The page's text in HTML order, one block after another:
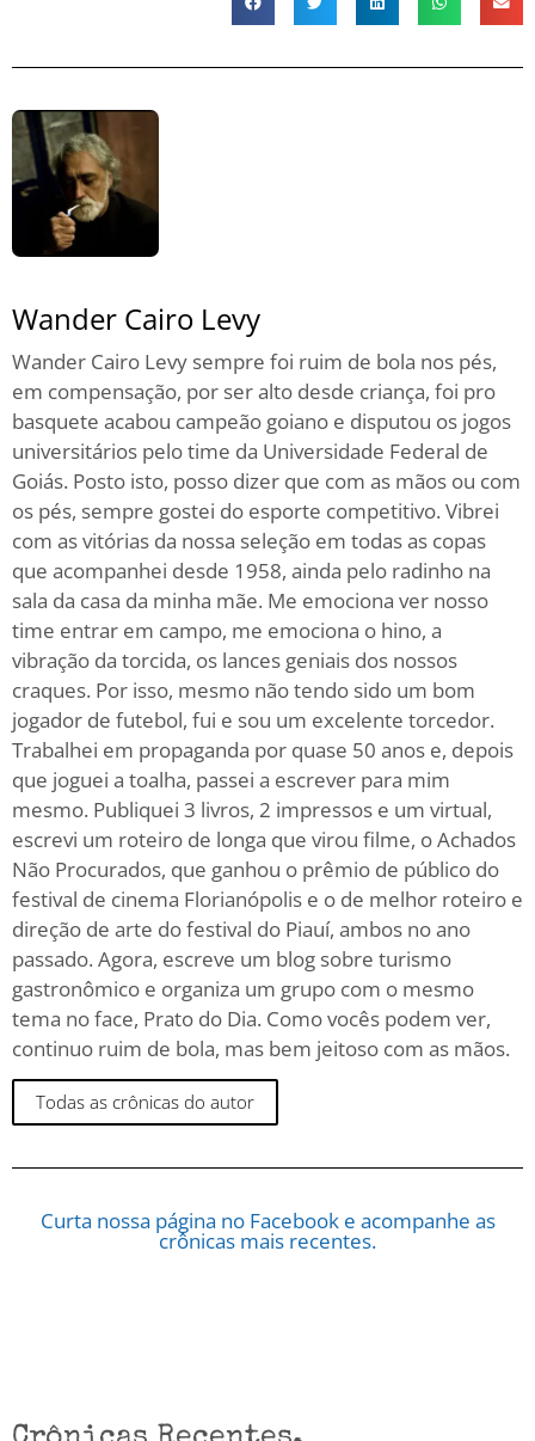
Wander Cairo Levy
Wander Cairo Levy sempre foi ruim de bola nos pés,
em compensação, por ser alto desde criança, foi pro
basquete acabou campeão goiano e disputou os jogos
universitários pelo time da Universidade Federal de
Goiás. Posto isto, posso dizer que com as mãos ou com
os pés, sempre gostei do esporte competitivo. Vibrei
com as vitórias da nossa seleção em todas as copas
que acompanhei desde 1958, ainda pelo radinho na
sala da casa da minha mãe. Me emociona ver nosso
time entrar em campo, me emociona o hino, a
vibração da torcida, os lances geniais dos nossos
craques. Por isso, mesmo não tendo sido um bom
jogador de futebol, fui e sou um excelente torcedor.
Trabalhei em propaganda por quase 50 anos e, depois
que joguei a toalha, passei a escrever para mim
mesmo. Publiquei 3 livros, 2 impressos e um virtual,
escrevi um roteiro de longa que virou filme, o Achados
Não Procurados, que ganhou o prêmio de público do
festival de cinema Florianópolis e o de melhor roteiro e
direção de arte do festival do Piauí, ambos no ano
passado. Agora, escreve um blog sobre turismo
gastronômico e organiza um grupo com o mesmo
tema no face, Prato do Dia. Como vocês podem ver,
continuo ruim de bola, mas bem jeitoso com as mãos.
Todas as crônicas do autor
Curta nossa página no Facebook e acompanhe as
crônicas mais recentes.